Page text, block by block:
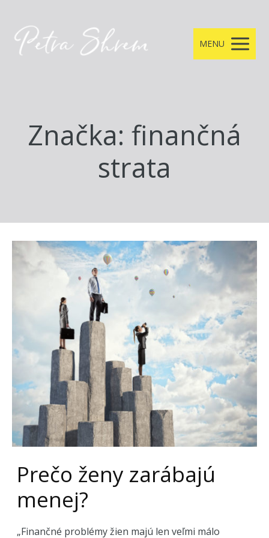
MENU
Značka: finančná
strata
Prečo ženy zarábajú
menej?
„Finančné problémy žien majú len veľmi málo